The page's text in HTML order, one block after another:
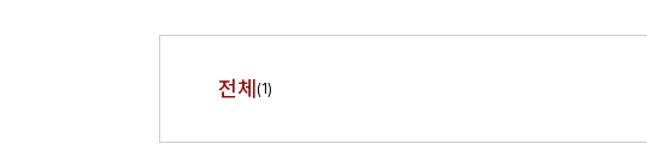
전체 (1)